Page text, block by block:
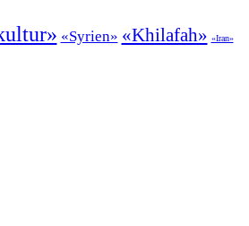
«Syrien» «Khilafah» «Iran»